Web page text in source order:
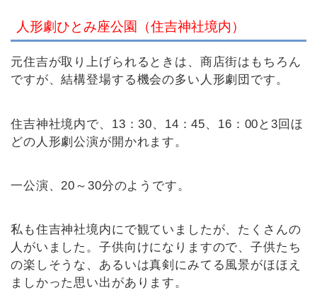
人形劇ひとみ座公園（住吉神社境内）
元住吉が取り上げられるときは、商店街はもちろん
ですが、結構登場する機会の多い人形劇団です。
住吉神社境内で、13：30、14：45、16：00と3回ほ
どの人形劇公演が開かれます。
一公演、20～30分のようです。
私も住吉神社境内にで観ていましたが、たくさんの
人がいました。子供向けになりますので、子供たち
の楽しそうな、あるいは真剣にみてる風景がほほえ
ましかった思い出があります。